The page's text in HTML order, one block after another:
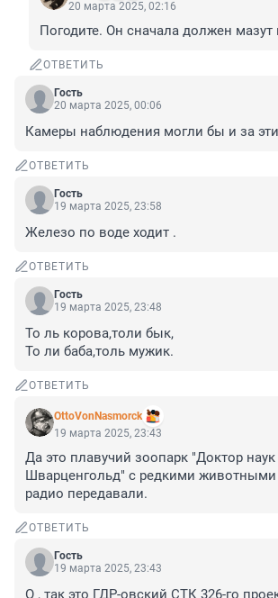
20 марта 2025, 02:16
Погодите. Он сначала должен
ОТВЕТИТЬ
Гость
20 марта 2025, 00:06
Камеры наблюдения могли бы и за
ОТВЕТИТЬ
Гость
19 марта 2025, 23:58
Железо по воде ходит .
ОТВЕТИТЬ
Гость
19 марта 2025, 23:48
То ль корова,толи бык,
То ли баба,толь мужик.
ОТВЕТИТЬ
OttoVonNasmorck
19 марта 2025, 23:43
Да это плавучий зоопарк "Доктор
Шварценгольд" с редкими животными
радио передавали.
ОТВЕТИТЬ
Гость
19 марта 2025, 23:43
О , так это ГДР-овский СТК 326-го